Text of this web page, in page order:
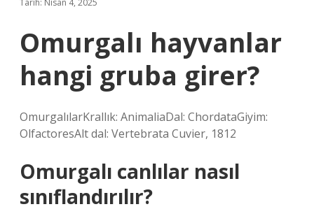
Tarih: Nisan 4, 2025
Omurgalı hayvanlar
hangi gruba girer?
OmurgalılarKrallık: AnimaliaDal: ChordataGiyim:
OlfactoresAlt dal: Vertebrata Cuvier, 1812
Omurgalı canlılar nasıl
sınıflandırılır?